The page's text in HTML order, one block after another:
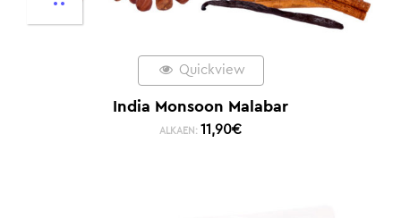
Quickview
India Monsoon Malabar
ALKAEN: 11,90€